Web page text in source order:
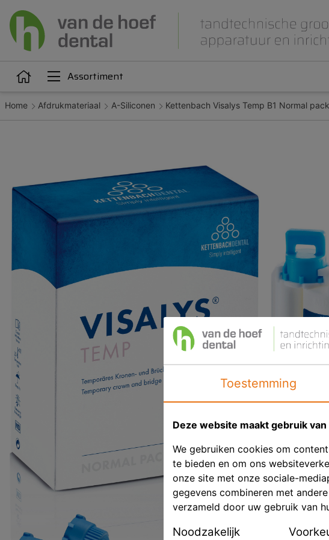
Assortiment
Articulatie Attachments
Polijsten
Home Afdrukmateriaal A-Siliconen Kettenbach Visalys Temp B1 Normal pack
Toestemming
Deze website maakt gebruik
We gebruiken cookies om
te bieden en om ons
onze site met onze sociale-
gegevens combineren met
verzameld door uw gebruik van
Noodzakelijk